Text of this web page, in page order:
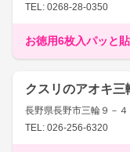
TEL: 0268-28-0350
お徳用6枚入パッと
クスリのアオキ三
長野県長野市三輪９－４
TEL: 026-256-6320